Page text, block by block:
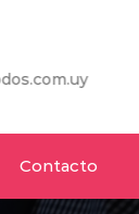
Contacto